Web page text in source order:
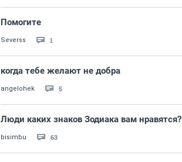
Помогите
Severss 1
когда тебе желают не добра
angelohek 5
Люди каких знаков Зодиака вам нравятся?
bisimbu 63